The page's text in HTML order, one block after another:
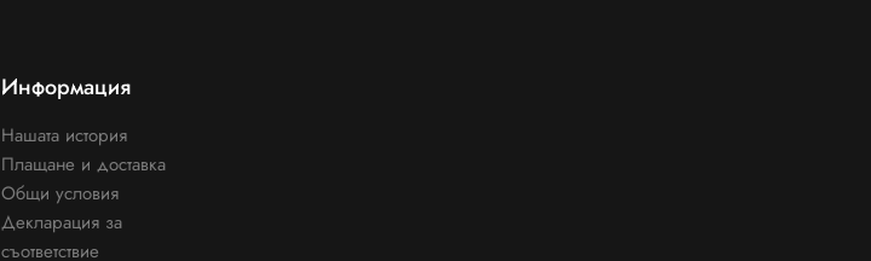
Информация
Нашата история
Плащане и доставка
Общи условия
Декларация за
съответствие